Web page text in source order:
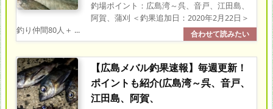
釣場ポイント：広島湾～呉、音戸、江田島、
阿賀、蒲刈 ＜釣果追加日：2020年2月22日＞
釣り仲間80人＋ ...
【広島メバル釣果速報】毎週更新！
ポイントも紹介(広島湾～呉、音戸、
江田島、阿賀、